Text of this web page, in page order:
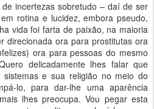
incertezas sobretudo – daí de ser
rotina e lucidez, embora pseudo,
vida foi farta de paixão, na maioria
direcionada ora para prostitutas ora
ora para pessoas do mesmo
delicadamente lhes falar que
e sua religião no meio do
lo, para dar-lhe uma aparência
lhes preocupa. Vou pegar esta